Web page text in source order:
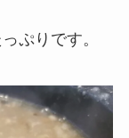
ぷりです。